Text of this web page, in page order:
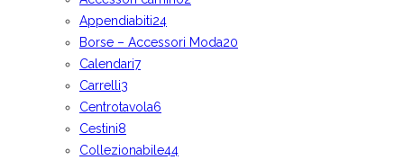
Appendiabiti24
Borse – Accessori Moda20
Calendari7
Carrelli3
Centrotavola6
Cestini8
Collezionabile44